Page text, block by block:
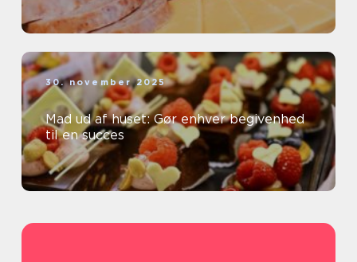
30. november 2025
Mad ud af huset: Gør enhver begivenhed
til en succes